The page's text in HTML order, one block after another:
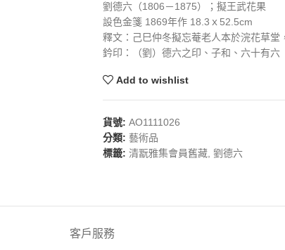
劉德六（1806－1875）；擬王武花果
設色金箋 1869年作 18.3ｘ52.5cm
釋文：己巳仲冬擬忘菴老人本於浣花草堂
鈐印：（劉）德六之印、子和、六十有六
Add to wishlist
貨號: AO1111026
分類: 藝術品
標籤: 清翫雅集會員舊藏, 劉德六
客戶服務